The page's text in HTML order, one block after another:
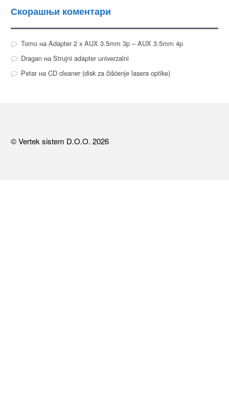
Скорашњи коментари
TomoнаAdapter 2 x AUX 3.5mm 3p – AUX 3.5mm 4p
DraganнаStrujni adapter univerzalni
PetarнаCD cleaner (disk za čišćenje lasera optike)
© Vertek sistem D.O.O. 2026